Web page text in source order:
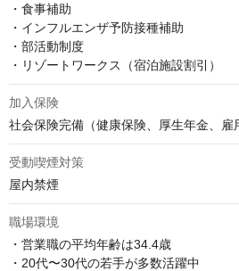
・食事補助
・インフルエンザ予防接種補助
・部活動制度
・リゾートワークス（宿泊施設割引）
加入保険
社会保険完備（健康保険、厚生年金、雇
受動喫煙対策
屋内禁煙
職場環境
・営業職の平均年齢は34.4歳
・20代〜30代の若手が多数活躍中